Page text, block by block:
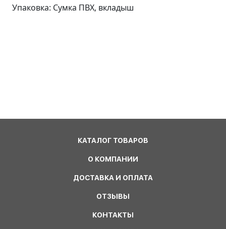
Упаковка: Сумка ПВХ, вкладыш
КАТАЛОГ ТОВАРОВ
О КОМПАНИИ
ДОСТАВКА И ОПЛАТА
ОТЗЫВЫ
КОНТАКТЫ